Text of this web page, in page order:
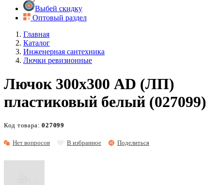
Выбей скидку
Оптовый раздел
Главная
Каталог
Инженерная сантехника
Лючки ревизионные
Лючок 300х300 AD (ЛП)
пластиковый белый (027099)
Нет вопросов В избранное Поделиться
Код товара:027099